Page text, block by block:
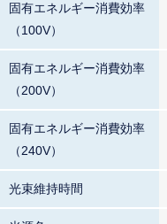
固有エネルギー消費効率
（100V）
固有エネルギー消費効率
（200V）
固有エネルギー消費効率
（240V）
光束維持時間